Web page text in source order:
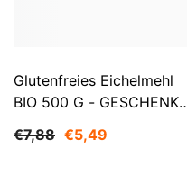
Glutenfreies Eichelmehl
BIO 500 G - GESCHENKE
€7,88 €5,49